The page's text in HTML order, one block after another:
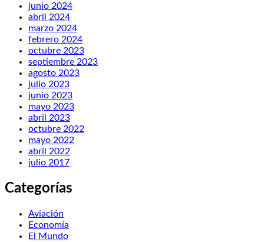
junio 2024
abril 2024
marzo 2024
febrero 2024
octubre 2023
septiembre 2023
agosto 2023
julio 2023
junio 2023
mayo 2023
abril 2023
octubre 2022
mayo 2022
abril 2022
julio 2017
Categorías
Aviación
Economía
El Mundo